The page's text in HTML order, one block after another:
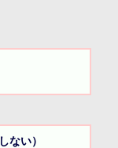
ない）